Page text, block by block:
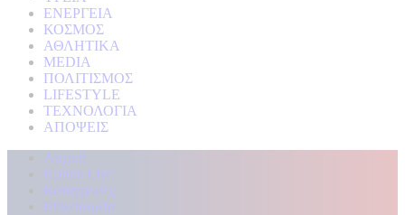
ΕΝΕΡΓΕΙΑ
ΚΟΣΜΟΣ
ΑΘΛΗΤΙΚΑ
MEDIA
ΠΟΛΙΤΙΣΜΟΣ
LIFESTYLE
ΤΕΧΝΟΛΟΓΙΑ
ΑΠΟΨΕΙΣ
Αρχική
Kontra Live
Καταγγελίες
Επικοινωνία